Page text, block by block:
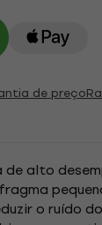
de preço
de alto
o ruído